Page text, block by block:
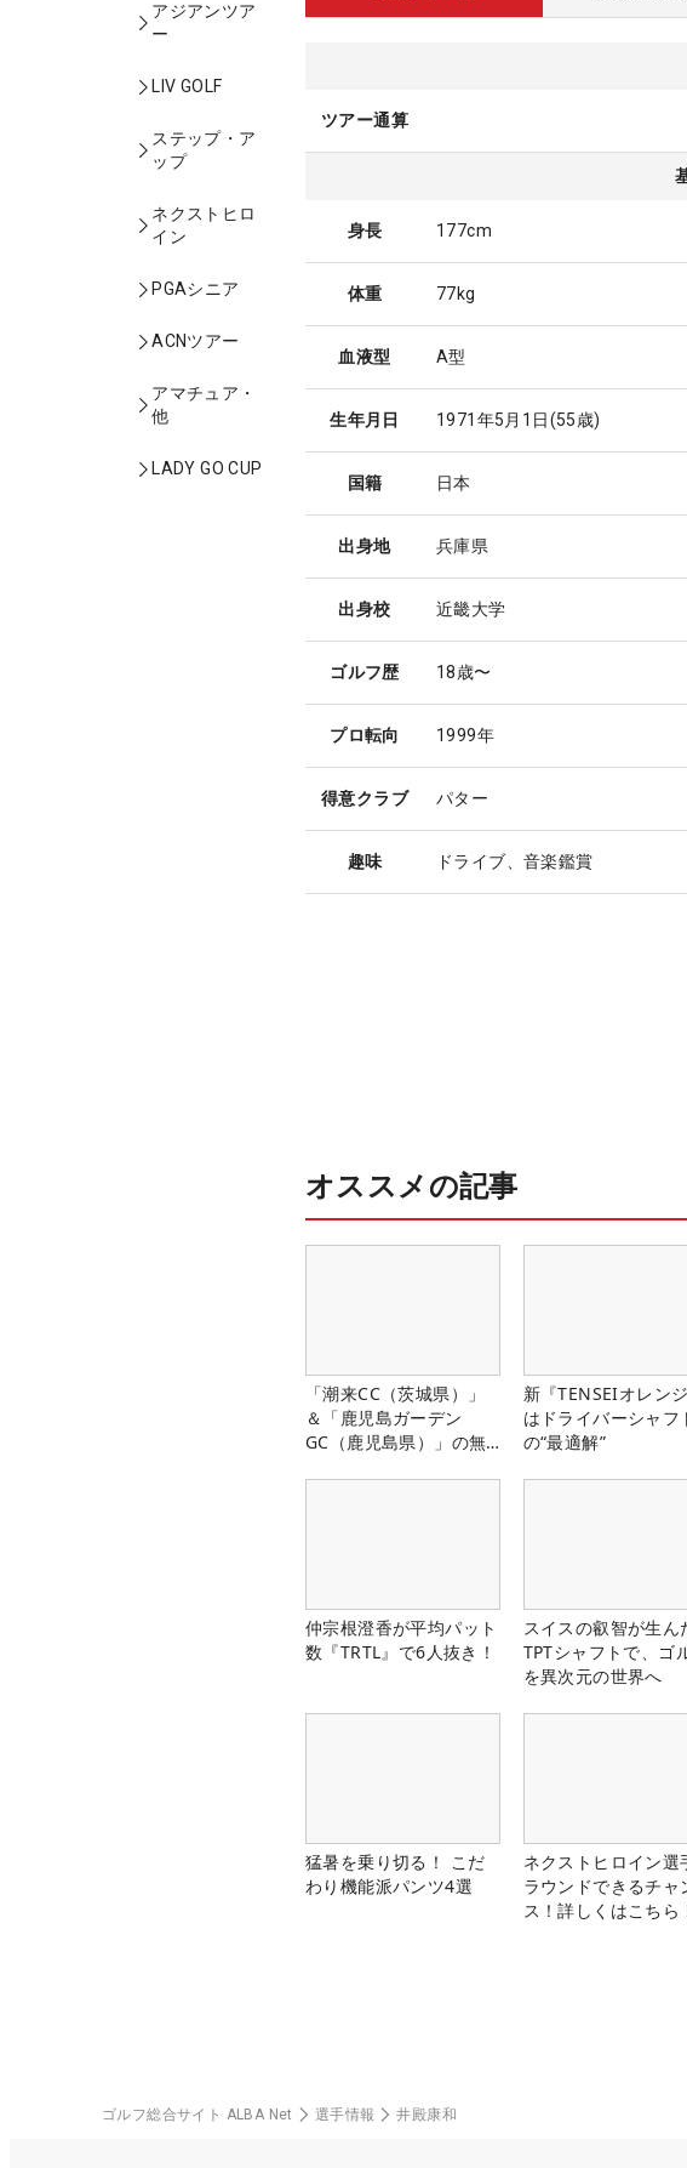
アジアンツア
ー
LIV GOLF
ステップ・ア
ップ
ネクストヒロ
イン
PGAシニア
ACNツアー
アマチュア・
他
LADY GO CUP
ツアー通算
身長 177cm
体重 77kg
血液型 A型
生年月日 1971年5月1日(55歳)
国籍 日本
出身地 兵庫県
出身校 近畿大学
ゴルフ歴 18歳〜
プロ転向 1999年
得意クラブ パター
趣味 ドライブ、音楽鑑賞
オススメの記事
「潮来CC（茨城県）」
＆「鹿児島ガーデン
GC（鹿児島県）」の無
新『TENSEIオレンジ
はドライバーシャフ
の“最適解”
仲宗根澄香が平均パット
数『TRTL』で6人抜き！
スイスの叡智が生ん
TPTシャフトで、ゴ
を異次元の世界へ
猛暑を乗り切る！ こだ
わり機能派パンツ4選
ネクストヒロイン選
ラウンドできるチャ
ス！詳しくはこちら
ゴルフ総合サイト ALBA Net 選手情報 井殿康和